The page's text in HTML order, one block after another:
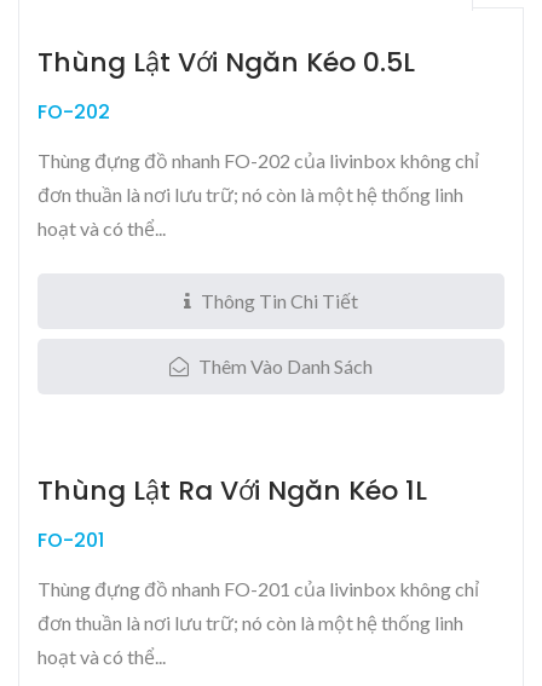
Thùng Lật Với Ngăn Kéo 0.5L
FO-202
Thùng đựng đồ nhanh FO-202 của livinbox không chỉ
đơn thuần là nơi lưu trữ; nó còn là một hệ thống linh
hoạt và có thể...
Thông Tin Chi Tiết
Thêm Vào Danh Sách
Thùng Lật Ra Với Ngăn Kéo 1L
FO-201
Thùng đựng đồ nhanh FO-201 của livinbox không chỉ
đơn thuần là nơi lưu trữ; nó còn là một hệ thống linh
hoạt và có thể...